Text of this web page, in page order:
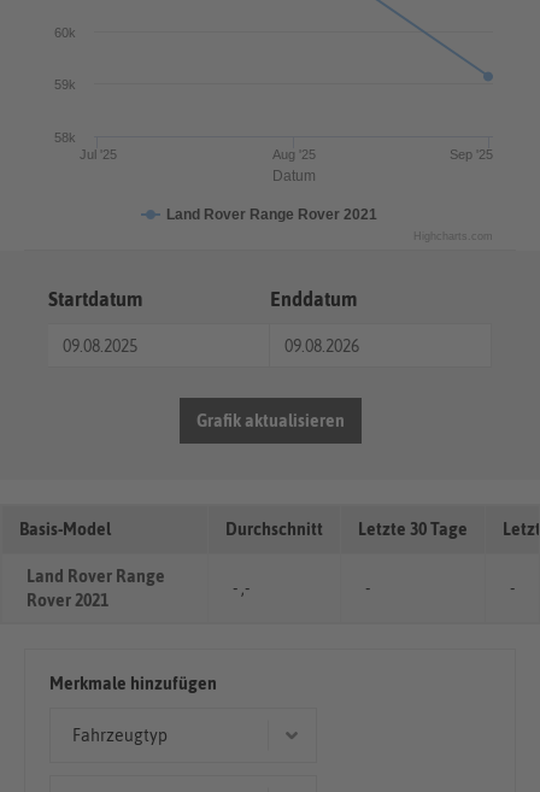
Datum
Land Rover Range Rover 2021
Jul '25 Aug '25 Sep '25
58k
59k
60k
Highcharts.com
Startdatum Enddatum
Grafik aktualisieren
Basis-Model Durchschnitt Letzte 30 Tage
Land Rover Range
Rover 2021
- ,- - -
Merkmale hinzufügen
Fahrzeugtyp